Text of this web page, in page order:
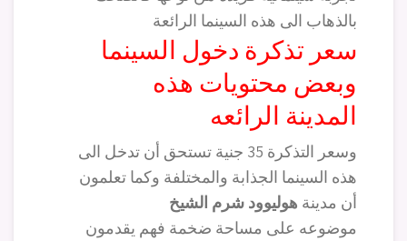
بالذهاب الى هذه السينما الرائعة
سعر تذكرة دخول السينما
وبعض محتويات هذه
المدينة الرائعه
وسعر التذكرة 35 جنية تستحق أن تدخل الى
هذه السينما الجذابة والمختلفة وكما تعلمون
أن مدينة هوليوود شرم الشيخ
موضوعه على مساحة ضخمة فهم يقدمون